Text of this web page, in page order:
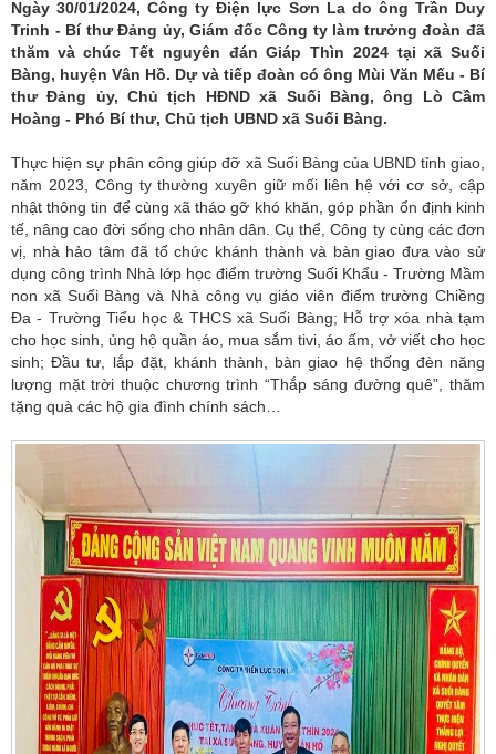
Ngày 30/01/2024, Công ty Điện lực Sơn La do ông Trần Duy
Trinh - Bí thư Đảng ủy, Giám đốc Công ty làm trưởng đoàn đã
thăm và chúc Tết nguyên đán Giáp Thìn 2024 tại xã Suối
Bàng, huyện Vân Hồ. Dự và tiếp đoàn có ông Mùi Văn Mếu - Bí
thư Đảng ủy, Chủ tịch HĐND xã Suối Bàng, ông Lò Cầm
Hoàng - Phó Bí thư, Chủ tịch UBND xã Suối Bàng.
Thực hiện sự phân công giúp đỡ xã Suối Bàng của UBND tỉnh giao,
năm 2023, Công ty thường xuyên giữ mối liên hệ với cơ sở, cập
nhật thông tin để cùng xã tháo gỡ khó khăn, góp phần ổn định kinh
tế, nâng cao đời sống cho nhân dân. Cụ thể, Công ty cùng các đơn
vị, nhà hảo tâm đã tổ chức khánh thành và bàn giao đưa vào sử
dụng công trình Nhà lớp học điểm trường Suối Khẩu - Trường Mầm
non xã Suối Bàng và Nhà công vụ giáo viên điểm trường Chiềng
Đa - Trường Tiểu học & THCS xã Suối Bàng; Hỗ trợ xóa nhà tạm
cho học sinh, ủng hộ quần áo, mua sắm tivi, áo ấm, vở viết cho học
sinh; Đầu tư, lắp đặt, khánh thành, bàn giao hệ thống đèn năng
lượng mặt trời thuộc chương trình “Thắp sáng đường quê”, thăm
tặng quà các hộ gia đình chính sách…